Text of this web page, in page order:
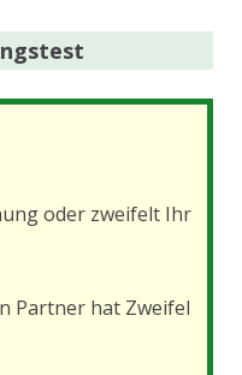
oder zweifelt Ihr
Partner hat Zweifel